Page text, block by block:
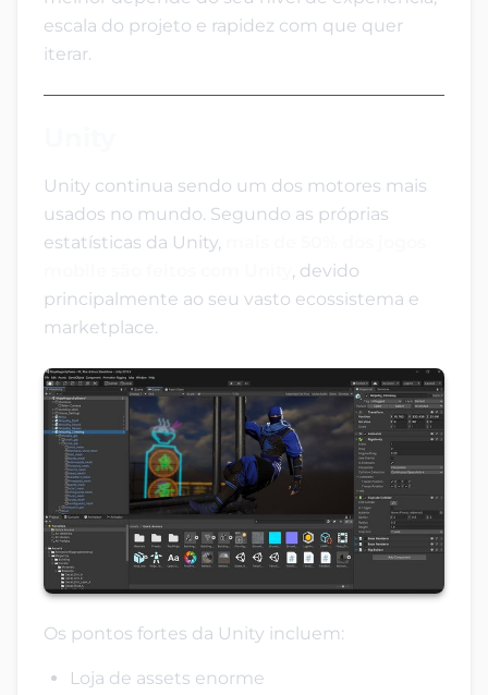
escala do projeto e rapidez com que quer
iterar.
Unity continua sendo um dos motores mais
usados no mundo. Segundo as próprias
estatísticas da Unity,
, devido
principalmente ao seu vasto ecossistema e
marketplace.
Os pontos fortes da Unity incluem:
Loja de assets enorme